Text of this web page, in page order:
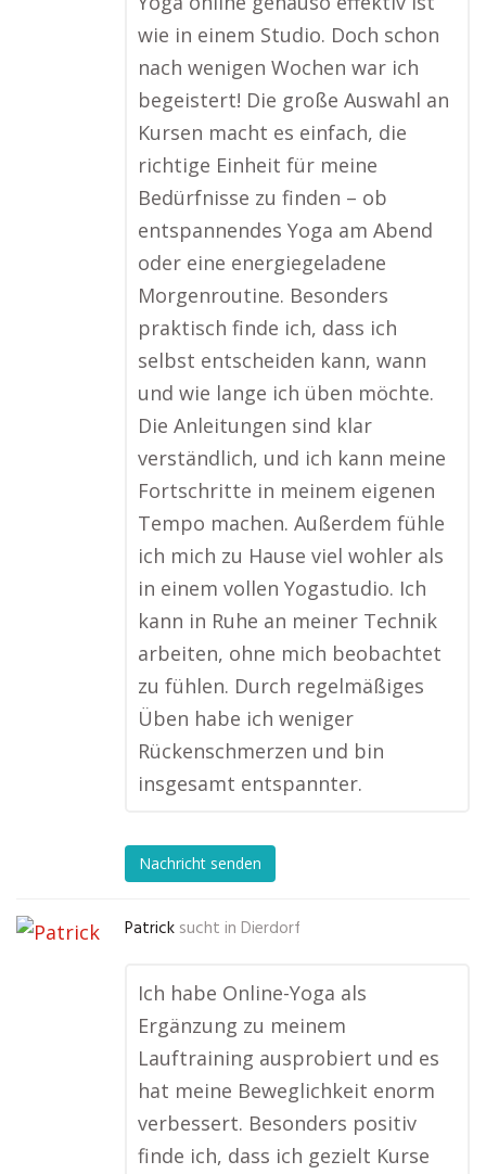
wie in einem Studio. Doch schon
nach wenigen Wochen war ich
begeistert! Die große Auswahl an
Kursen macht es einfach, die
richtige Einheit für meine
Bedürfnisse zu finden – ob
entspannendes Yoga am Abend
oder eine energiegeladene
Morgenroutine. Besonders
praktisch finde ich, dass ich
selbst entscheiden kann, wann
und wie lange ich üben möchte.
Die Anleitungen sind klar
verständlich, und ich kann meine
Fortschritte in meinem eigenen
Tempo machen. Außerdem fühle
ich mich zu Hause viel wohler als
in einem vollen Yogastudio. Ich
kann in Ruhe an meiner Technik
arbeiten, ohne mich beobachtet
zu fühlen. Durch regelmäßiges
Üben habe ich weniger
Rückenschmerzen und bin
insgesamt entspannter.
Nachricht senden
Patrick sucht in Dierdorf
Ich habe Online-Yoga als
Ergänzung zu meinem
Lauftraining ausprobiert und es
hat meine Beweglichkeit enorm
verbessert. Besonders positiv
finde ich, dass ich gezielt Kurse